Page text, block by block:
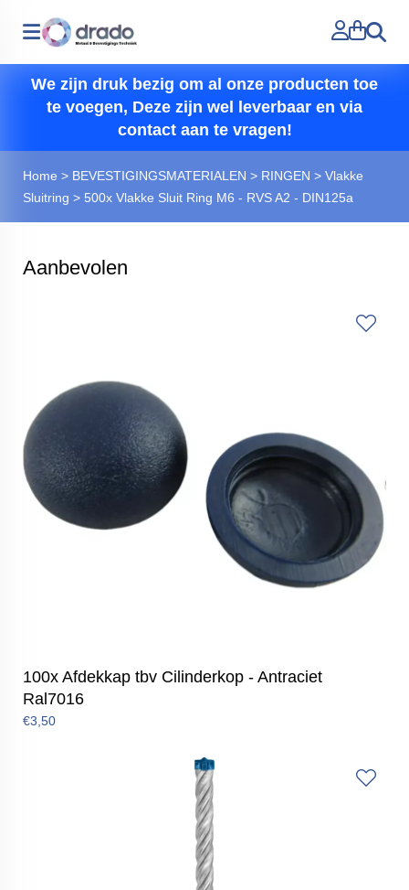
Zoeken
We zijn druk bezig om al onze producten toe
te voegen, Deze zijn wel leverbaar en via
contact aan te vragen!
Home > BEVESTIGINGSMATERIALEN > RINGEN > Vlakke
Sluitring > 500x Vlakke Sluit Ring M6 - RVS A2 - DIN125a
Aanbevolen
100x Afdekkap tbv Cilinderkop - Antraciet
Ral7016
€3,50